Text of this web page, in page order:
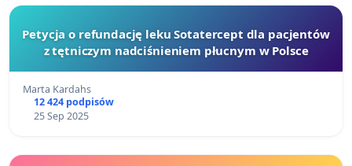
Petycja o refundację leku Sotatercept dla pacjentów
z tętniczym nadciśnieniem płucnym w Polsce
Marta Kardahs
12 424 podpisów
25 Sep 2025